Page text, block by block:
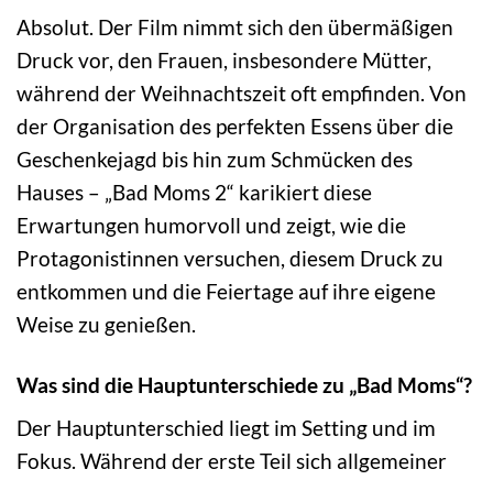
Absolut. Der Film nimmt sich den übermäßigen
Druck vor, den Frauen, insbesondere Mütter,
während der Weihnachtszeit oft empfinden. Von
der Organisation des perfekten Essens über die
Geschenkejagd bis hin zum Schmücken des
Hauses – „Bad Moms 2“ karikiert diese
Erwartungen humorvoll und zeigt, wie die
Protagonistinnen versuchen, diesem Druck zu
entkommen und die Feiertage auf ihre eigene
Weise zu genießen.
Was sind die Hauptunterschiede zu „Bad Moms“?
Der Hauptunterschied liegt im Setting und im
Fokus. Während der erste Teil sich allgemeiner